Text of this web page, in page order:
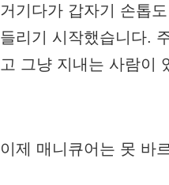
거기다가 갑자기 손톱
들리기 시작했습니다.
고 그냥 지내는 사람이
이제 매니큐어는 못